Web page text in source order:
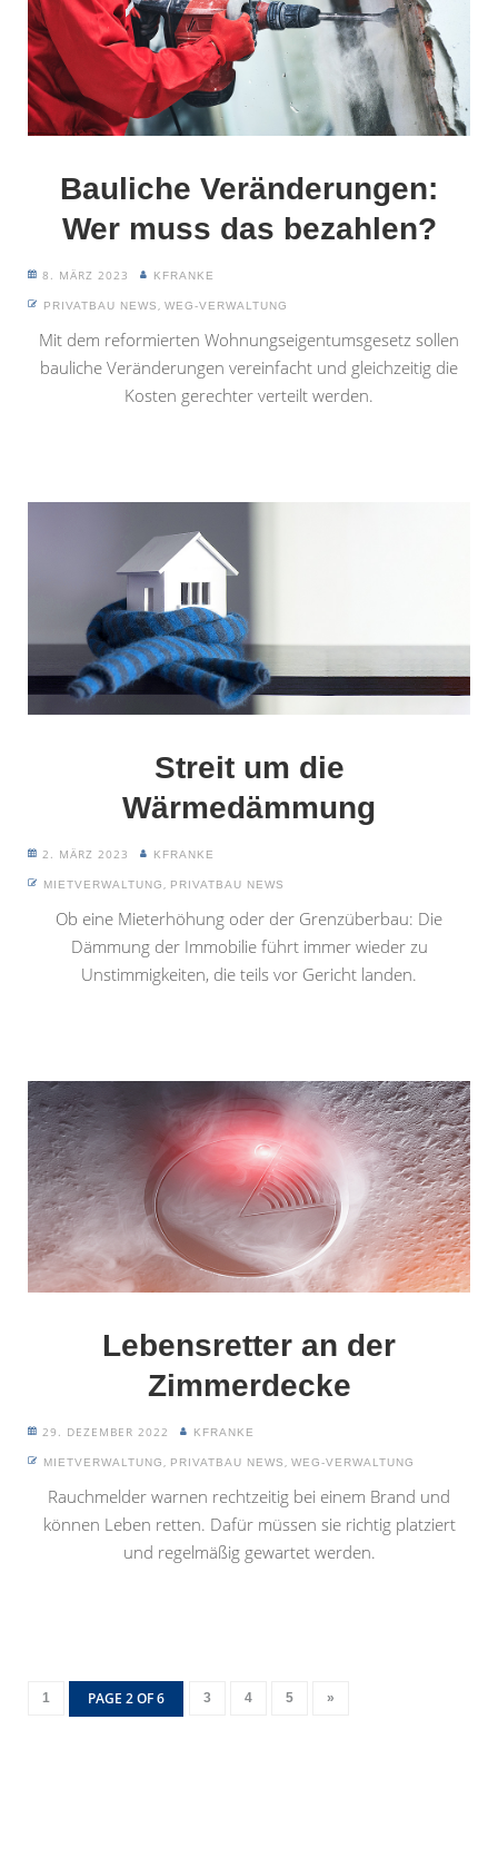
Bauliche Veränderungen:
Wer muss das bezahlen?
8. MÄRZ 2023 KFRANKE
PRIVATBAU NEWS, WEG-VERWALTUNG
Mit dem reformierten Wohnungseigentumsgesetz sollen
bauliche Veränderungen vereinfacht und gleichzeitig die
Kosten gerechter verteilt werden.
Streit um die
Wärmedämmung
2. MÄRZ 2023 KFRANKE
MIETVERWALTUNG PRIVATBAU NEWS
Ob eine Mieterhöhung oder der Grenzüberbau: Die
Dämmung der Immobilie führt immer wieder zu
Unstimmigkeiten, die teils vor Gericht landen.
Lebensretter an der
Zimmerdecke
29. DEZEMBER 2022 KFRANKE
MIETVERWALTUNG, PRIVATBAU NEWS, WEG-VERWALTUNG
Rauchmelder warnen rechtzeitig bei einem Brand und
können Leben retten. Dafür müssen sie richtig platziert
und regelmäßig gewartet werden.
1 PAGE 2 OF 6 3 4 5 »